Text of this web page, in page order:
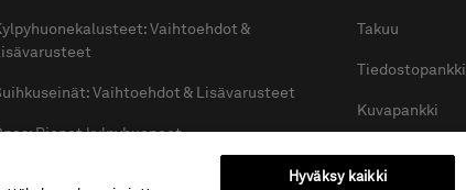
Vaihtoehdot &
Vaihtoehdot & Lisävarusteet
Pienet kylpyhuoneet
Takuu
Tiedostopankki
Kuvapankki
Hyväksy kaikki